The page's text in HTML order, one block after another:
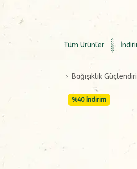
Tüm Ürünler
Bağışıklık
%40 İndirim